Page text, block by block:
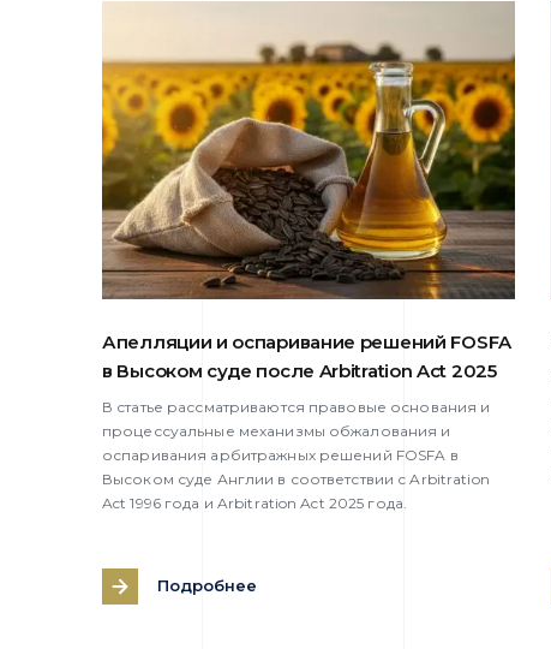
Апелляции и оспаривание решений FOSFA
в Высоком суде после Arbitration Act 2025
В статье рассматриваются правовые основания и
процессуальные механизмы обжалования и
оспаривания арбитражных решений FOSFA в
Высоком суде Англии в соответствии с Arbitration
Act 1996 года и Arbitration Act 2025 года.
Подробнее